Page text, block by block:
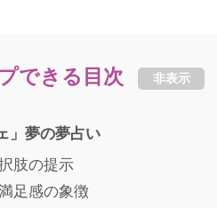
できる目次 非表示
」夢の夢占い
肢の提示
足感の象徴